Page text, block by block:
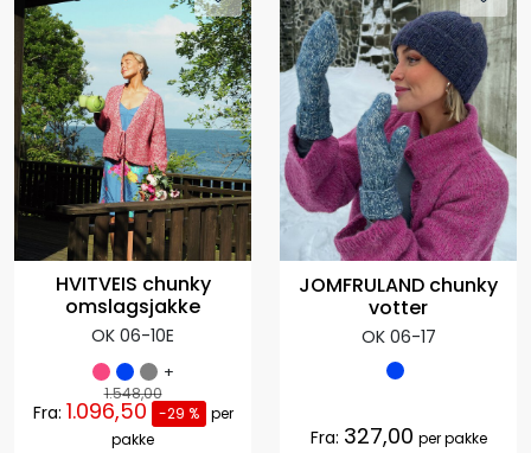
HVITVEIS chunky
omslagsjakke
OK 06-10E
+
1.548,00
Fra: 1.096,50 -29 %
per
pakke
JOMFRULAND chunky
votter
OK 06-17
Fra: 327,00 per pakke